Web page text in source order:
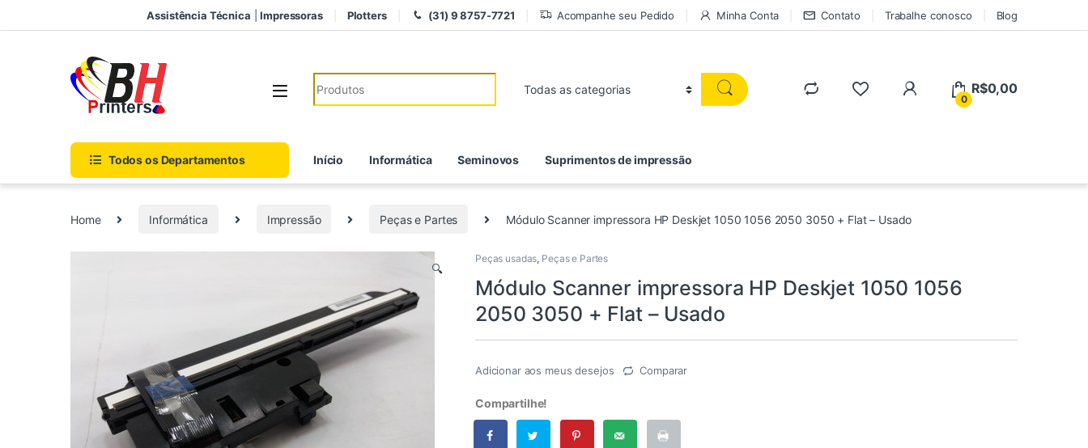
Assistência Técnica |Impressoras Plotters (31) 9 8757-7721 Acompanhe seu Pedido Minha Conta Contato Trabalhe conosco Blog
Search for:
0
R$0,00
Todos os Departamentos Início Informática Seminovos Suprimentos de impressão
Home Informática Impressão Peças e Partes Módulo Scanner impressora HP Deskjet 1050 1056 2050 3050 + Flat – Usado
🔍
Peças usadas, Peças e Partes
Módulo Scanner impressora HP Deskjet 1050 1056
2050 3050 + Flat – Usado
Adicionar aos meus desejos Comparar
Compartilhe!